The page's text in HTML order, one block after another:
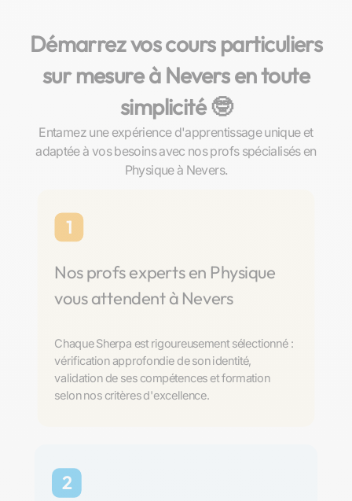
Démarrez vos cours particuliers
sur mesure à Nevers en toute
simplicité 🤓​
Entamez une expérience d'apprentissage unique et
adaptée à vos besoins avec nos profs spécialisés en
Physique à Nevers.
1
Nos profs experts en Physique
vous attendent à Nevers
Chaque Sherpa est rigoureusement sélectionné :
vérification approfondie de son identité,
validation de ses compétences et formation
selon nos critères d'excellence.
2